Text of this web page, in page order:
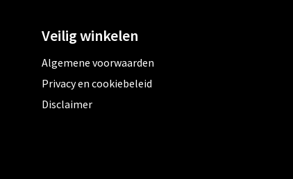
Veilig winkelen
Algemene voorwaarden
Privacy en cookiebeleid
Disclaimer